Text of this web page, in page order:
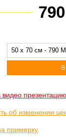
50 x 70 см - 790
видео
об изменении
примерку